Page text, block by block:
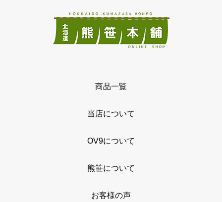
商品一覧
当店について
OV9について
熊笹について
お客様の声